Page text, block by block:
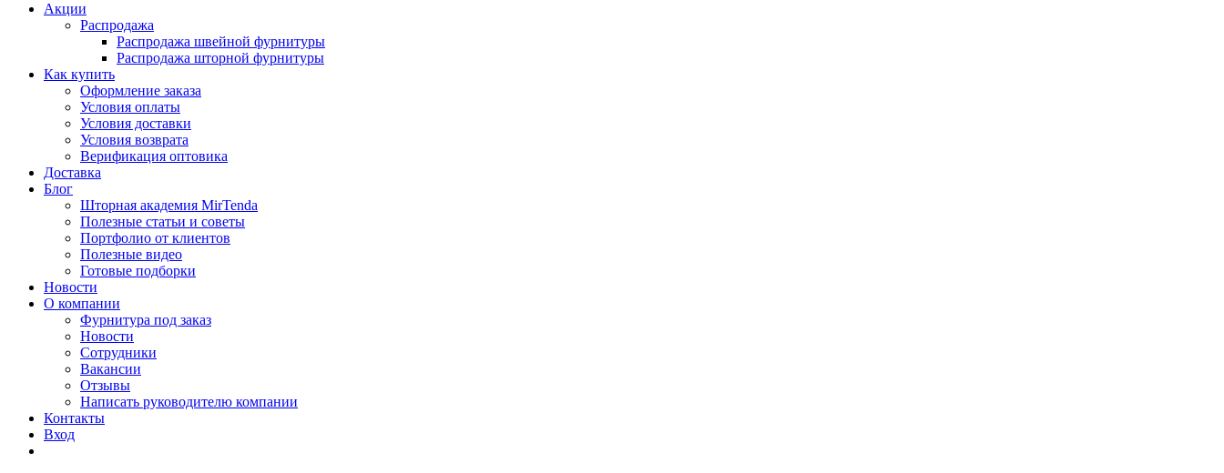
Акции
Распродажа
Распродажа швейной фурнитуры
Распродажа шторной фурнитуры
Как купить
Оформление заказа
Условия оплаты
Условия доставки
Условия возврата
Верификация оптовика
Доставка
Блог
Шторная академия MirTenda
Полезные статьи и советы
Портфолио от клиентов
Полезные видео
Готовые подборки
Новости
О компании
Фурнитура под заказ
Новости
Сотрудники
Вакансии
Отзывы
Написать руководителю компании
Контакты
Вход